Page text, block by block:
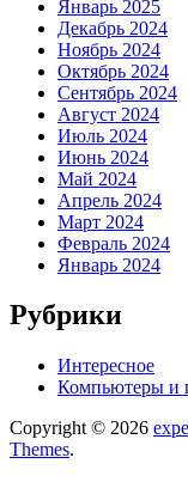
Январь 2025
Декабрь 2024
Ноябрь 2024
Октябрь 2024
Сентябрь 2024
Август 2024
Июль 2024
Июнь 2024
Май 2024
Апрель 2024
Март 2024
Февраль 2024
Январь 2024
Рубрики
Интересное
Компьютеры и
Copyright © 2026
Themes.